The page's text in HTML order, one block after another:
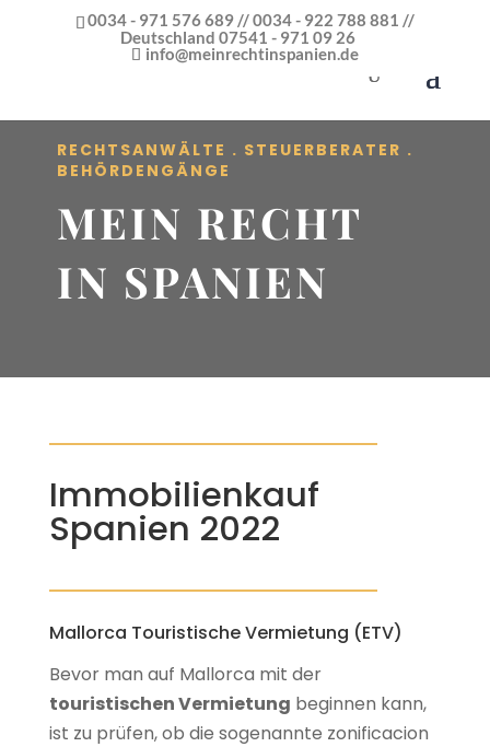
0034 - 971 576 689 // 0034 - 922 788 881 //
Deutschland 07541 - 971 09 26
info@meinrechtinspanien.de
RECHTSANWÄLTE . STEUERBERATER .
BEHÖRDENGÄNGE
MEIN RECHT
IN SPANIEN
Immobilienkauf
Spanien 2022
Mallorca Touristische Vermietung (ETV)
Bevor man auf Mallorca mit der
touristischen Vermietung beginnen kann,
ist zu prüfen, ob die sogenannte zonificacion